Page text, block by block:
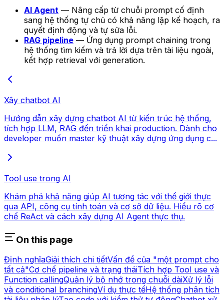
AI Agent — Nâng cấp từ chuỗi prompt cố định
sang hệ thống tự chủ có khả năng lập kế hoạch, ra
quyết định động và tự sửa lỗi.
RAG pipeline — Ứng dụng prompt chaining trong
hệ thống tìm kiếm và trả lời dựa trên tài liệu ngoài,
kết hợp retrieval với generation.
Xây chatbot AI
Hướng dẫn xây dựng chatbot AI từ kiến trúc hệ thống,
tích hợp LLM, RAG đến triển khai production. Dành cho
developer muốn master kỹ thuật xây dựng ứng dụng c...
Tool use trong AI
Khám phá khả năng giúp AI tương tác với thế giới thực
qua API, công cụ tính toán và cơ sở dữ liệu. Hiểu rõ cơ
chế ReAct và cách xây dựng AI Agent thực thụ.
On this page
Định nghĩaGiải thích chi tiếtVấn đề của "một prompt cho
tất cả"Cơ chế pipeline và trạng tháiTích hợp Tool use và
Function callingQuản lý bộ nhớ trong chuỗi dàiXử lý lỗi
và conditional branchingVí dụ thực tếHệ thống phân tích